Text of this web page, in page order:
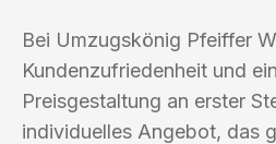
Bei Umzugskönig Pfeiffer
Kundenzufriedenheit und
Preisgestaltung an erster
individuelles Angebot, das